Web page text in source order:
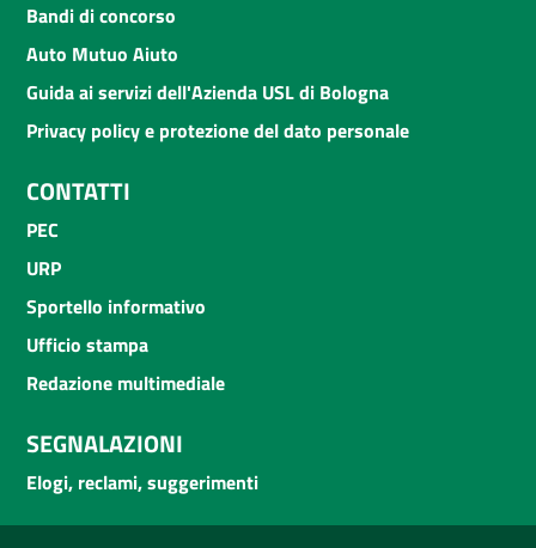
Bandi di concorso
Auto Mutuo Aiuto
Guida ai servizi dell'Azienda USL di Bologna
Privacy policy e protezione del dato personale
CONTATTI
PEC
URP
Sportello informativo
Ufficio stampa
Redazione multimediale
SEGNALAZIONI
Elogi, reclami, suggerimenti